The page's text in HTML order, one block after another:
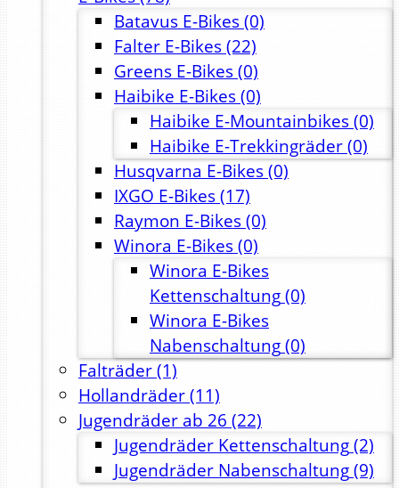
Batavus E-Bikes(0)
Falter E-Bikes(22)
Greens E-Bikes(0)
Haibike E-Bikes(0)
Haibike E-Mountainbikes(0)
Haibike E-Trekkingräder(0)
Husqvarna E-Bikes(0)
IXGO E-Bikes(17)
Raymon E-Bikes(0)
Winora E-Bikes(0)
Winora E-Bikes
Kettenschaltung(0)
Winora E-Bikes
Nabenschaltung(0)
Falträder(1)
Hollandräder(11)
Jugendräder ab 26 (22)
Jugendräder Kettenschaltung(2)
Jugendräder Nabenschaltung(9)